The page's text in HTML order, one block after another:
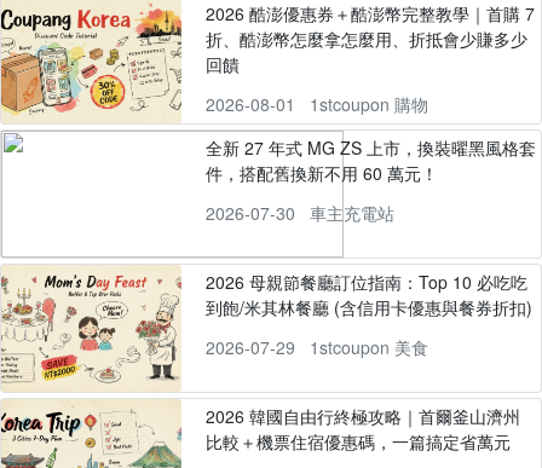
2026 酷澎優惠券＋酷澎幣完整教學｜首購 7
折、酷澎幣怎麼拿怎麼用、折抵會少賺多少
回饋
2026-08-01
1stcoupon 購物
全新 27 年式 MG ZS 上市，換裝曜黑風格套
件，搭配舊換新不用 60 萬元！
2026-07-30
車主充電站
2026 母親節餐廳訂位指南：Top 10 必吃吃
到飽/米其林餐廳 (含信用卡優惠與餐券折扣)
2026-07-29
1stcoupon 美食
2026 韓國自由行終極攻略｜首爾釜山濟州
比較＋機票住宿優惠碼，一篇搞定省萬元